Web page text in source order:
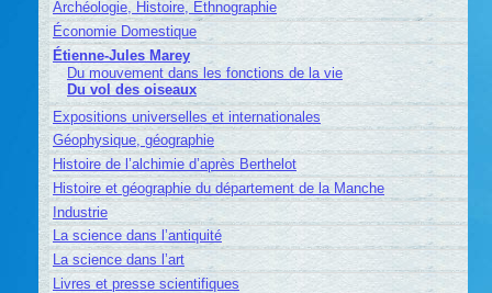
Archéologie, Histoire, Ethnographie
Économie Domestique
Étienne-Jules Marey
Du mouvement dans les fonctions de la vie
Du vol des oiseaux
Expositions universelles et internationales
Géophysique, géographie
Histoire de l’alchimie d’après Berthelot
Histoire et géographie du département de la Manche
Industrie
La science dans l’antiquité
La science dans l’art
Livres et presse scientifiques